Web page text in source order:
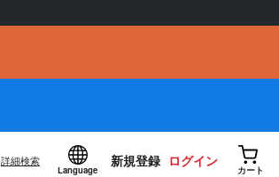
詳細検索
Language
新規登録 ログイン
カート